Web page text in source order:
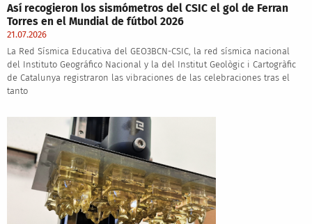
Así recogieron los sismómetros del CSIC el gol de Ferran
Torres en el Mundial de fútbol 2026
21.07.2026
La Red Sísmica Educativa del GEO3BCN-CSIC, la red sísmica nacional
del Instituto Geográfico Nacional y la del Institut Geològic i Cartogràfic
de Catalunya registraron las vibraciones de las celebraciones tras el
tanto